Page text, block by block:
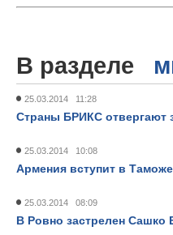
В разделе
25.03.2014 11:28
Страны БРИКС отвергают
25.03.2014 10:08
Армения вступит в
25.03.2014 08:09
В Ровно застрелен Сашко